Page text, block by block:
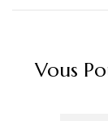
Vous